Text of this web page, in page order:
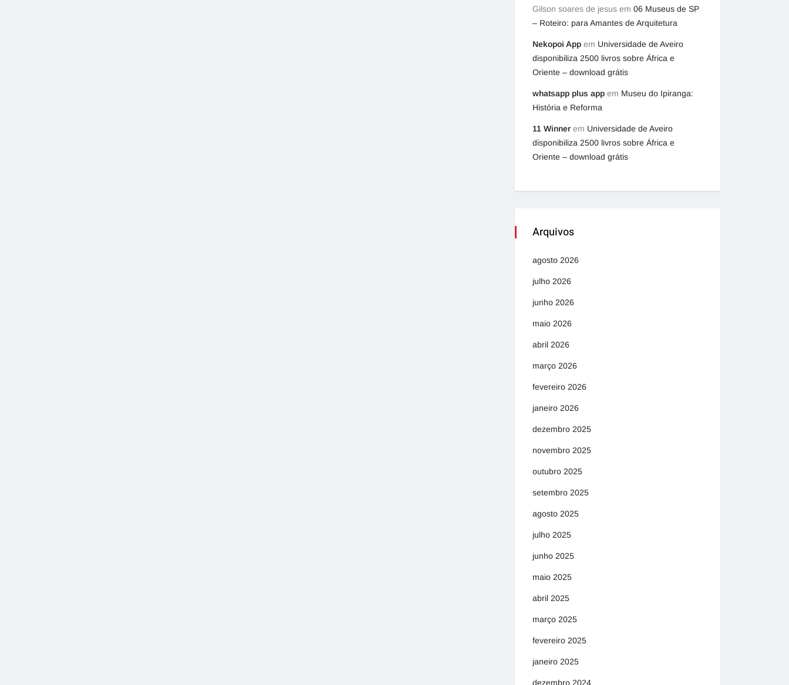
Gilson soares de jesus em 06 Museus de SP
– Roteiro: para Amantes de Arquitetura
Nekopoi App em Universidade de Aveiro
disponibiliza 2500 livros sobre África e
Oriente – download grátis
whatsapp plus app em Museu do Ipiranga:
História e Reforma
11 Winner em Universidade de Aveiro
disponibiliza 2500 livros sobre África e
Oriente – download grátis
Arquivos
agosto 2026
julho 2026
junho 2026
maio 2026
abril 2026
março 2026
fevereiro 2026
janeiro 2026
dezembro 2025
novembro 2025
outubro 2025
setembro 2025
agosto 2025
julho 2025
junho 2025
maio 2025
abril 2025
março 2025
fevereiro 2025
janeiro 2025
dezembro 2024